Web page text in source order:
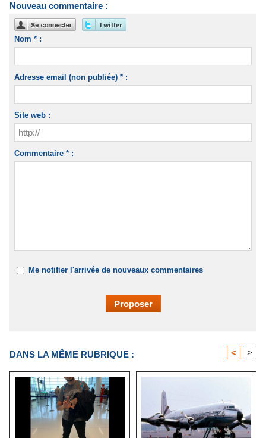
Nouveau commentaire :
Nom * :
Adresse email (non publiée) * :
Site web :
Commentaire * :
Me notifier l'arrivée de nouveaux commentaires
DANS LA MÊME RUBRIQUE : < >